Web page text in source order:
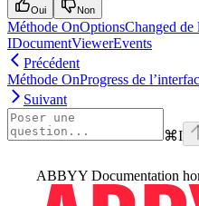
Oui Non
Méthode OnOptionsChanged de
IDocumentViewerEvents
Précédent
Méthode OnProgress de
Suivant
⌘I
ABBYY Documentation